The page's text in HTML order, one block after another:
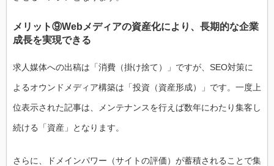
メリット⑨Webメディアの資産化により、長期的な企業
成長を実現できる
求人媒体への出稿は「消費（掛け捨て）」ですが、SEO対策に
よるオウンドメディア構築は「投資（資産形成）」です。一度上
位表示された記事は、メンテナンスを行えば数年にわたり集客し
続ける「資産」となります。
さらに、ドメインパワー（サイトの評価）が蓄積されることで集